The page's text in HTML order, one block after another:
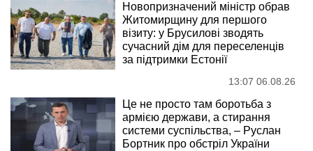
Новопризначений міністр обрав
Житомирщину для першого
візиту: у Брусилові зводять
сучасний дім для переселенців
за підтримки Естонії
13:07 06.08.26
Це не просто там боротьба з
армією держави, а стирання
системи суспільства, – Руслан
Бортник про обстріл України